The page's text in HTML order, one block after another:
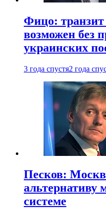
Фицо: транзит
возможен без
украинских
3 года спустя2 года
Песков:
альтернативу
системе